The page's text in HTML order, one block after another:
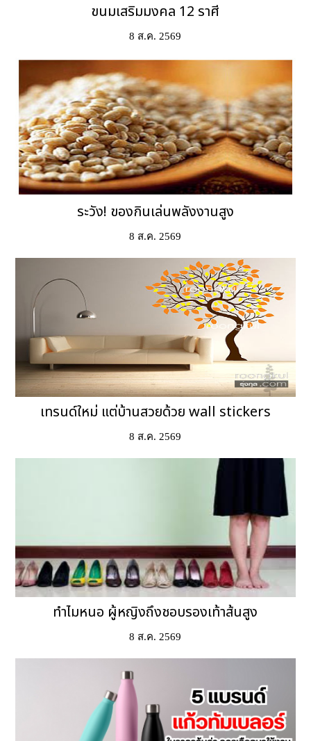
ขนมเสริมมงคล 12 ราศี
8 ส.ค. 2569
ระวัง! ของกินเล่นพลังงานสูง
8 ส.ค. 2569
เทรนด์ใหม่ แต่บ้านสวยด้วย wall stickers
8 ส.ค. 2569
ทำไมหนอ ผู้หญิงถึงชอบรองเท้าส้นสูง
8 ส.ค. 2569